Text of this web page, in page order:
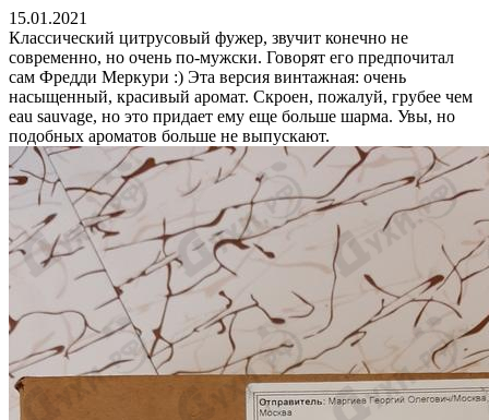
15.01.2021
Классический цитрусовый фужер, звучит конечно не
современно, но очень по-мужски. Говорят его предпочитал
сам Фредди Меркури :) Эта версия винтажная: очень
насыщенный, красивый аромат. Скроен, пожалуй, грубее чем
eau sauvage, но это придает ему еще больше шарма. Увы, но
подобных ароматов больше не выпускают.